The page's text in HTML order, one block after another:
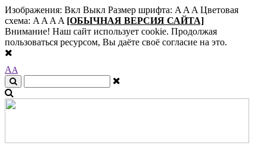
Изображения: Вкл Выкл Размер шрифта: A A A Цветовая
схема: A A A A [ОБЫЧНАЯ ВЕРСИЯ САЙТА]
Внимание! Наш сайт использует cookie. Продолжая
пользоваться ресурсом, Вы даёте своё согласие на это.
AA